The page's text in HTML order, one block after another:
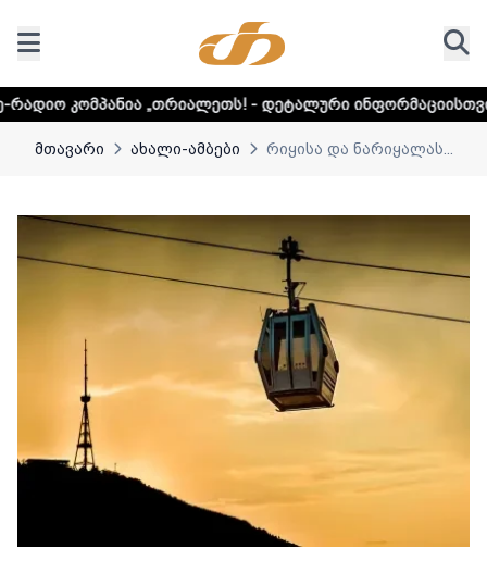
„თრიალეთს! - დეტალური ინფორმაციისთვის დააკლიკეთ
მთავარი ახალი-ამბები რიყისა და ნარიყალას...